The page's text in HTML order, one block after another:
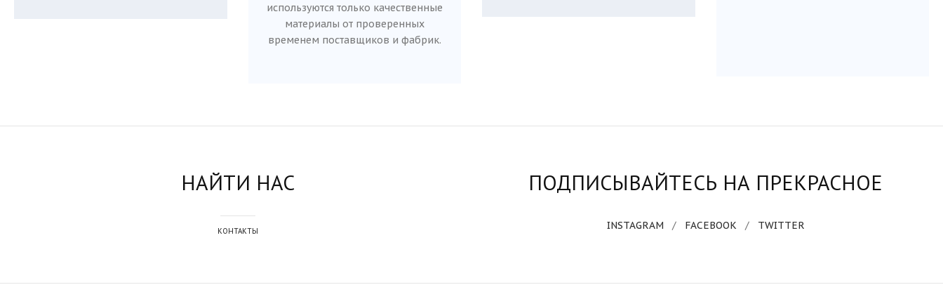
используются только качественные
материалы от проверенных
временем поставщиков и фабрик.
НАЙТИ НАС
КОНТАКТЫ
ПОДПИСЫВАЙТЕСЬ НА ПРЕКРАСНОЕ
INSTAGRAM / FACEBOOK / TWITTER